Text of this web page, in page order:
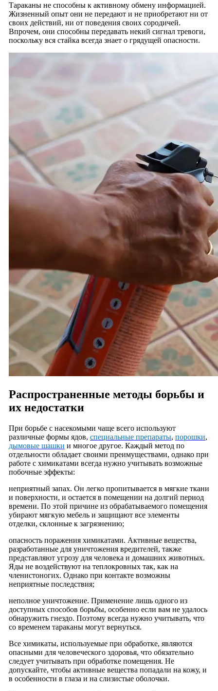
Тараканы не способны к активному обмену информацией.
Жизненный опыт они не передают и не приобретают ни от
своих действий, ни от поведения своих сородичей.
Впрочем, они способны передавать некий сигнал тревоги,
поскольку вся стайка всегда знает о грядущей опасности.
Распространенные методы борьбы и
их недостатки
При борьбе с насекомыми чаще всего используют
различные формы ядов, специальные препараты, порошки,
дымовые шашки и многое другое. Каждый метод по
отдельности обладает своими преимуществами, однако при
работе с химикатами всегда нужно учитывать возможные
побочные эффекты:
неприятный запах. Он легко пропитывается в мягкие ткани
и поверхности, и остается в помещении на долгий период
времени. По этой причине из обрабатываемого помещения
убирают мягкую мебель и защищают все элементы
отделки, склонные к загрязнению;
опасность поражения химикатами. Активные вещества,
разработанные для уничтожения вредителей, также
представляют угрозу для человека и домашних животных.
Яды не воздействуют на теплокровных так, как на
членистоногих. Однако при контакте возможны
неприятные последствия;
неполное уничтожение. Применение лишь одного из
доступных способов борьбы, особенно если вам не удалось
обнаружить гнездо. Поэтому всегда нужно учитывать, что
со временем тараканы могут вернуться.
Все химикаты, используемые при обработке, являются
опасными для человеческого здоровья, что обязательно
следует учитывать при обработке помещения. Не
допускайте, чтобы активные вещества попадали на кожу, и
в особенности в глаза и на слизистые оболочки.